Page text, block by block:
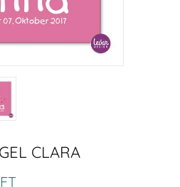
CLARA